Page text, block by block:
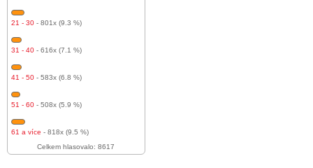
21 - 30 - 801x (9.3 %)
31 - 40 - 616x (7.1 %)
41 - 50 - 583x (6.8 %)
51 - 60 - 508x (5.9 %)
61 a více - 818x (9.5 %)
Celkem hlasovalo: 8617